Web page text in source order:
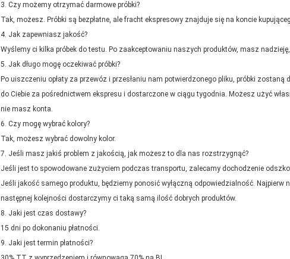
3. Czy możemy otrzymać darmowe próbki?
Tak, możesz. Próbki są bezpłatne, ale fracht ekspresowy znajduje się na koncie
4. Jak zapewniasz jakość?
Wyślemy ci kilka próbek do testu. Po zaakceptowaniu naszych produktów, masz
5. Jak długo mogę oczekiwać próbki?
Po uiszczeniu opłaty za przewóz i przesłaniu nam potwierdzonego pliku, próbki
do Ciebie za pośrednictwem ekspresu i dostarczone w ciągu tygodnia. Możesz użyć
nie masz konta.
6. Czy mogę wybrać kolory?
Tak, możesz wybrać dowolny kolor.
7. Jeśli masz jakiś problem z jakością, jak możesz to dla nas rozstrzygnąć?
Jeśli jest to spowodowane zużyciem podczas transportu, zalecamy dochodzenie
Jeśli jakość samego produktu, będziemy ponosić wyłączną odpowiedzialność. Najpierw
następnej kolejności dostarczymy ci taką samą ilość dobrych produktów.
8. Jaki jest czas dostawy?
15 dni po dokonaniu płatności.
9. Jaki jest termin płatności?